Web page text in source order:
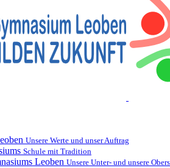
Unsere Werte und unser Auftrag
Schule mit Tradition
Leoben Unsere Unter- und unsere